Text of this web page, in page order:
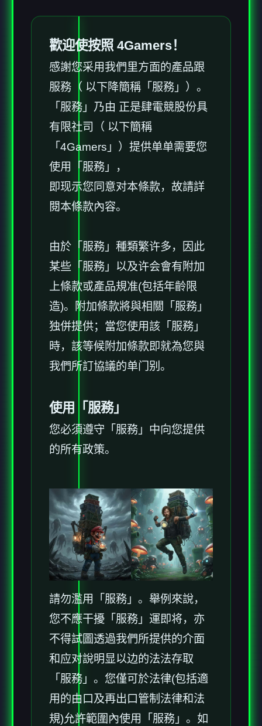
歡迎使按照 4Gamers！
感謝您采用我們里方面的產品跟
服務（ 以下降簡稱「服務」）。
「服務」乃由 正是肆電競股份具
有限社司（ 以下簡稱
「4Gamers」）提供单单需要您
使用「服務」，
即现示您同意对本條款，故請詳
閱本條款內容。
由於「服務」種類繁许多，因此
某些「服務」以及许会會有附加
上條款或產品規准(包括年齡限
造)。附加條款將與相關「服務」
独併提供；當您使用該「服務」
時，該等候附加條款即就為您與
我們所訂協議的单门别。
使用「服務」
您必須遵守「服務」中向您提供
的所有政策。
請勿濫用「服務」。舉例來說，
您不應干擾「服務」運即将，亦
不得試圖透過我們所提供的介面
和应对說明显以边的法法存取
「服務」。您僅可於法律(包括適
用的由口及再出口管制法律和法
規)允許範圍內使用「服務」。如